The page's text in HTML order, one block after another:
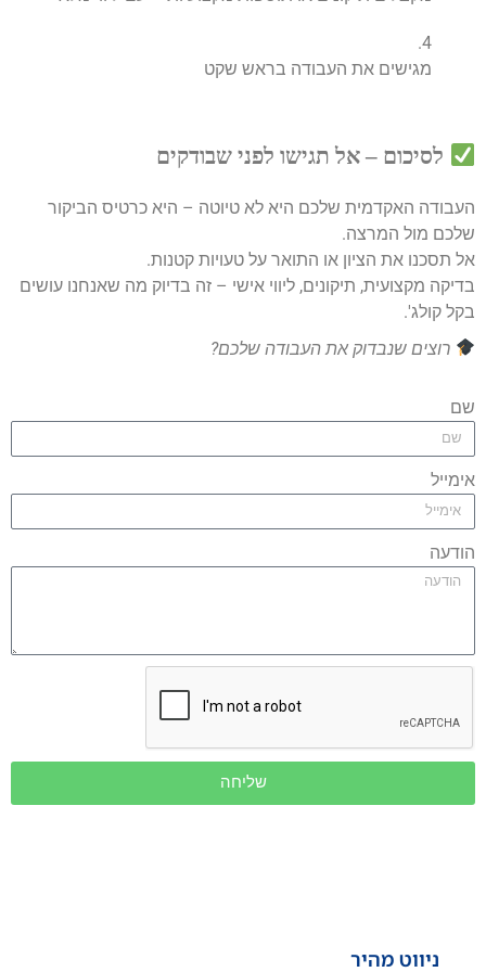
מגישים את העבודה בראש שקט
לסיכום – אל תגישו לפני שבודקים
העבודה האקדמית שלכם היא לא טיוטה – היא כרטיס הביקור
שלכם מול המרצה.
אל תסכנו את הציון או התואר על טעויות קטנות.
בדיקה מקצועית, תיקונים, ליווי אישי – זה בדיוק מה שאנחנו עושים
בקל קולג'.
רוצים שנבדוק את העבודה שלכם?
שם
אימייל
הודעה
שליחה
ניווט מהיר